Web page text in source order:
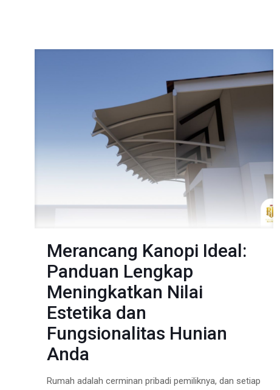
Merancang Kanopi Ideal:
Panduan Lengkap
Meningkatkan Nilai
Estetika dan
Fungsionalitas Hunian
Anda
Rumah adalah cerminan pribadi pemiliknya, dan setiap